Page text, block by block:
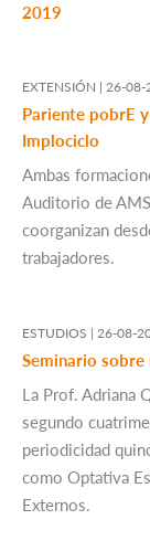
2019
EXTENSIÓN | 26-08-
Pariente pobrE
Implociclo
Ambas
Auditorio de
coorganizan
trabajadores.
ESTUDIOS | 26-08-
Seminario sobre
La Prof. Adriana
segundo
periodicidad
como Optativa
Externos.